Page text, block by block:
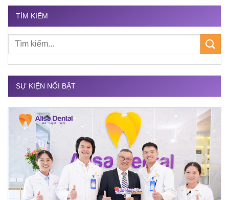
TÌM KIẾM
SỰ KIỆN NỔI BẬT